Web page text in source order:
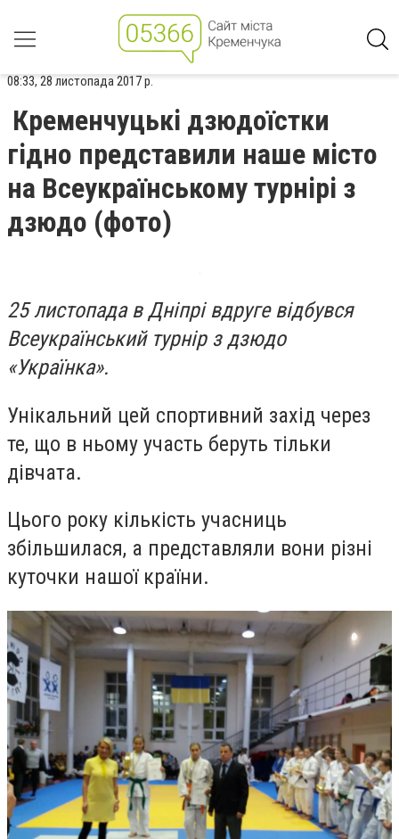
08:33, 28 листопада 2017 р.
Кременчуцькі дзюдоїстки
гідно представили наше місто
на Всеукраїнському турнірі з
дзюдо (фото)
25 листопада в Дніпрі вдруге відбувся
Всеукраїнський турнір з дзюдо
«Українка».
Унікальний цей спортивний захід через
те, що в ньому участь беруть тільки
дівчата.
Цього року кількість учасниць
збільшилася, а представляли вони різні
куточки нашої країни.